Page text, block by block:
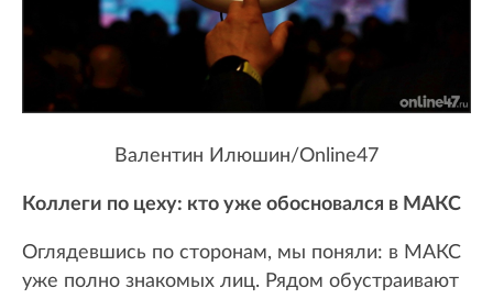
Валентин Илюшин/Online47
Коллеги по цеху: кто уже обосновался в МАКС
Оглядевшись по сторонам, мы поняли: в МАКС
уже полно знакомых лиц. Рядом обустраивают